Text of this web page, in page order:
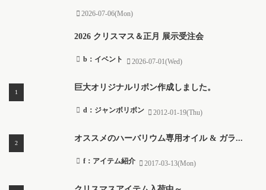
2026-07-06(Mon)
2026 クリスマス＆正月 展示受注会
b：イベント 2026-07-01(Wed)
巨大オリジナルリボン作成しました。
2012-01-19(Thu)
d：ジャンボリボン
オススメのハーバリウム専用オイル & ガラ...
2017-03-13(Mon)
f：アイテム紹介